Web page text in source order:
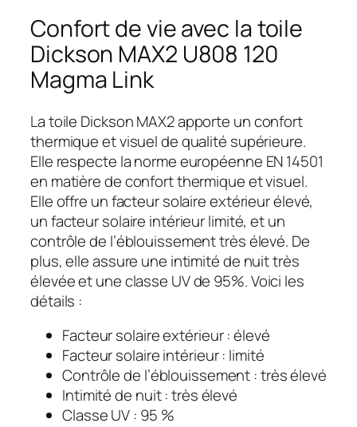
Confort de vie avec la toile
Dickson MAX2 U808 120
Magma Link
La toile Dickson MAX2 apporte un confort
thermique et visuel de qualité supérieure.
Elle respecte la norme européenne EN 14501
en matière de confort thermique et visuel.
Elle offre un facteur solaire extérieur élevé,
un facteur solaire intérieur limité, et un
contrôle de l’éblouissement très élevé. De
plus, elle assure une intimité de nuit très
élevée et une classe UV de 95%. Voici les
détails :
Facteur solaire extérieur : élevé
Facteur solaire intérieur : limité
Contrôle de l’éblouissement : très élevé
Intimité de nuit : très élevé
Classe UV : 95 %